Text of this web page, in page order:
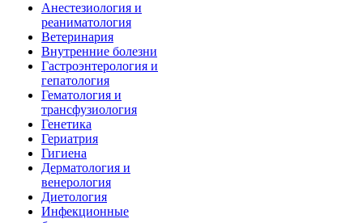
Анестезиология и
реаниматология
Ветеринария
Внутренние болезни
Гастроэнтерология и
гепатология
Гематология и
трансфузиология
Генетика
Гериатрия
Гигиена
Дерматология и
венерология
Диетология
Инфекционные